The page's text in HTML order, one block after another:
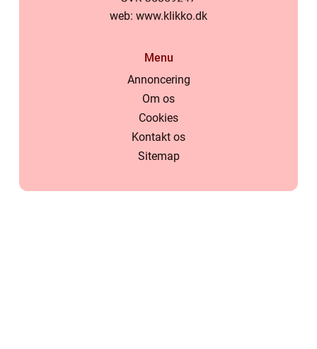
web: www.klikko.dk
Menu
Annoncering
Om os
Cookies
Kontakt os
Sitemap